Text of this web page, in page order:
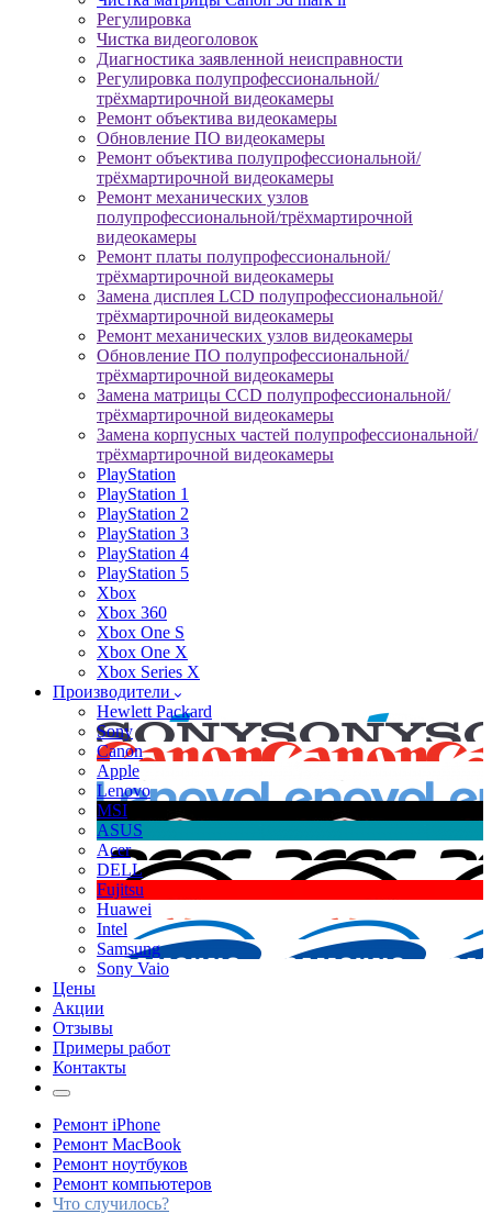
Регулировка
Чистка видеоголовок
Диагностика заявленной неисправности
Регулировка полупрофессиональной/
трёхмартирочной видеокамеры
Ремонт объектива видеокамеры
Обновление ПО видеокамеры
Ремонт объектива полупрофессиональной/
трёхмартирочной видеокамеры
Ремонт механических узлов
полупрофессиональной/трёхмартирочной
видеокамеры
Ремонт платы полупрофессиональной/
трёхмартирочной видеокамеры
Замена дисплея LCD полупрофессиональной/
трёхмартирочной видеокамеры
Ремонт механических узлов видеокамеры
Обновление ПО полупрофессиональной/
трёхмартирочной видеокамеры
Замена матрицы CCD полупрофессиональной/
трёхмартирочной видеокамеры
Замена корпусных частей полупрофессиональной/
трёхмартирочной видеокамеры
PlayStation
PlayStation 1
PlayStation 2
PlayStation 3
PlayStation 4
PlayStation 5
Xbox
Xbox 360
Xbox One S
Xbox One X
Xbox Series X
Производители
Hewlett Packard
Sony
Canon
Apple
Lenovo
MSI
ASUS
Acer
DELL
Fujitsu
Huawei
Intel
Samsung
Sony Vaio
Цены
Акции
Отзывы
Примеры работ
Контакты
Ремонт iPhone
Ремонт MacBook
Ремонт ноутбуков
Ремонт компьютеров
Что случилось?